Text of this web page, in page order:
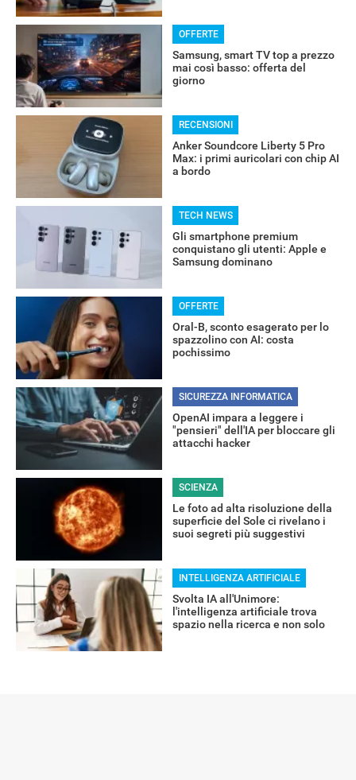
RECENSIONI
OFFERTE
Samsung, smart TV top a prezzo
mai così basso: offerta del
giorno
RECENSIONI
Anker Soundcore Liberty 5 Pro
Max: i primi auricolari con chip AI
a bordo
TECH NEWS
Gli smartphone premium
conquistano gli utenti: Apple e
Samsung dominano
OFFERTE
Oral-B, sconto esagerato per lo
spazzolino con AI: costa
pochissimo
SICUREZZA INFORMATICA
OpenAI impara a leggere i
"pensieri" dell'IA per bloccare gli
attacchi hacker
SCIENZA
Le foto ad alta risoluzione della
superficie del Sole ci rivelano i
suoi segreti più suggestivi
INTELLIGENZA ARTIFICIALE
Svolta IA all'Unimore:
l'intelligenza artificiale trova
spazio nella ricerca e non solo